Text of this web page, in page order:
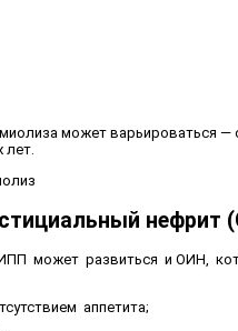
может варьироваться —
лет.
нефрит
может развиться и ОИН,
аппетита;